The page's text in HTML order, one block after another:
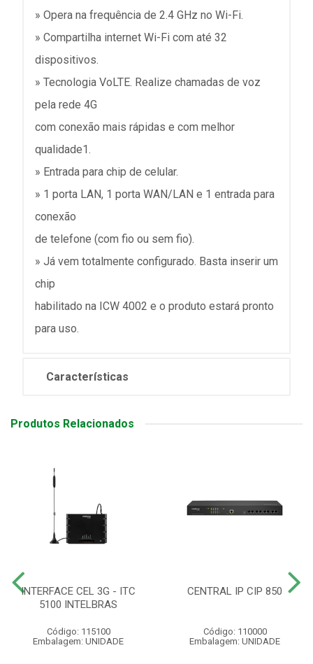
» Opera na frequência de 2.4 GHz no Wi-Fi.
» Compartilha internet Wi-Fi com até 32
dispositivos.
» Tecnologia VoLTE. Realize chamadas de voz
pela rede 4G
com conexão mais rápidas e com melhor
qualidade1.
» Entrada para chip de celular.
» 1 porta LAN, 1 porta WAN/LAN e 1 entrada para
conexão
de telefone (com fio ou sem fio).
» Já vem totalmente configurado. Basta inserir um
chip
habilitado na ICW 4002 e o produto estará pronto
para uso.
Características
Produtos Relacionados
INTERFACE CEL 3G - ITC
5100 INTELBRAS
Código: 115100
Embalagem: UNIDADE
CENTRAL IP CIP 850
Código: 110000
Embalagem: UNIDADE